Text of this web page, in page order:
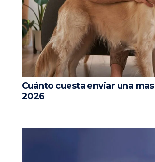
Cuánto cuesta enviar una
2026